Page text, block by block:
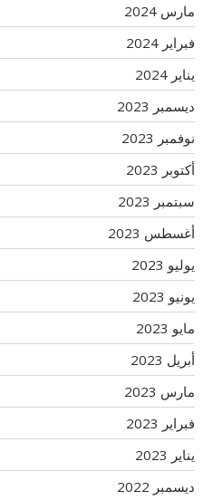
مارس 2024
فبراير 2024
يناير 2024
ديسمبر 2023
نوفمبر 2023
أكتوبر 2023
سبتمبر 2023
أغسطس 2023
يوليو 2023
يونيو 2023
مايو 2023
أبريل 2023
مارس 2023
فبراير 2023
يناير 2023
ديسمبر 2022